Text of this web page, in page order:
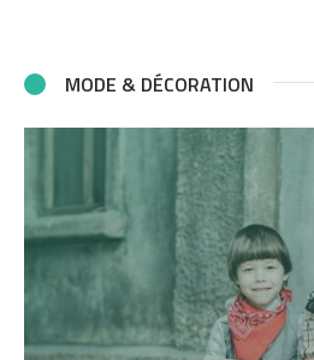
MODE & DÉCORATION